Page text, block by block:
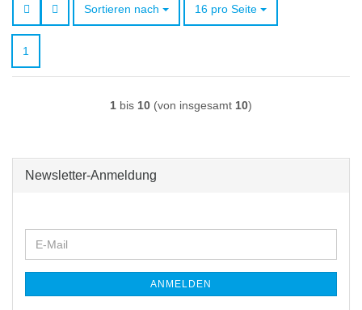
Sortieren nach
Sortieren nach 16 pro Seite
pro Seite
1
1 bis 10 (von insgesamt 10)
Newsletter-Anmeldung
ZUR
E-
Mail
ANMELDEN